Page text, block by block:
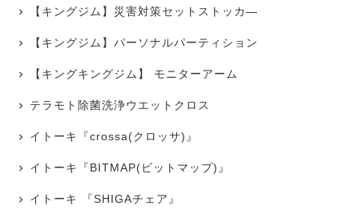
【キングジム】災害対策セットストッカ―
【キングジム】パーソナルパーティション
【キングキングジム】 モニターアーム
テラモト除菌洗浄ウエットクロス
イトーキ『crossa(クロッサ)』
イトーキ『BITMAP(ビットマップ)』
イトーキ 『SHIGAチェア』